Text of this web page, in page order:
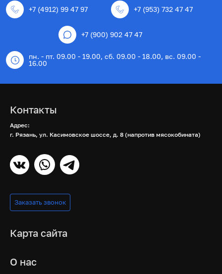
+7 (4912) 99 47 97 +7 (953) 732 47 47
+7 (900) 902 47 47
пн. - пт. 09.00 - 19.00, сб. 09.00 - 18.00, вс. 09.00 -
16.00
Контакты
Адрес:
г. Рязань, ул. Касимовское шоссе, д. 8 (напротив мясокобината)
Заказать звонок
Карта сайта
О нас